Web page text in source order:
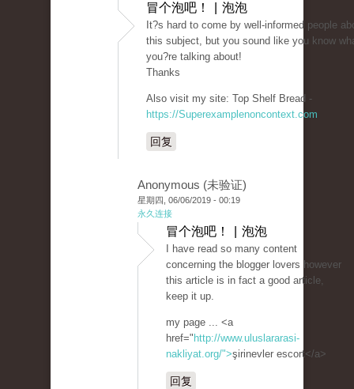
冒个泡吧！ | 泡泡
It?s hard to come by well-informed people
this subject, but you sound like you know
you?re talking about!
Thanks
Also visit my site: Top Shelf Bread -
https://Superexamplenoncontext.com
回复
Anonymous (未验证)
星期四, 06/06/2019 - 00:19
永久连接
冒个泡吧！ | 泡泡
I have read so many content
concerning the blogger lovers however
this article is in fact a good article,
keep it up.
my page ... <a
href=" http://www.uluslararasi-
nakliyat.org/">şirinevler escort</a>
回复